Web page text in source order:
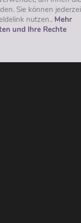
Sie können
nutzen.. Mehr
und Ihre Rechte